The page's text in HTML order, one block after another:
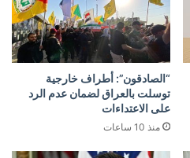
“الصادقون”: أطراف خارجية
توسلت بالعراق لضمان عدم الرد
على الاعتداءات
منذ 10 ساعات